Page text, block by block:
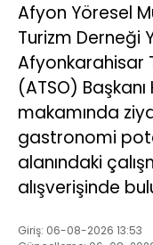
Afyon Yöresel
Turizm Derneği
Afyonkarahisar
(ATSO)
makamında
gastronomi
alanındaki
alışverişinde
Giriş: 06-08-2026 13:53